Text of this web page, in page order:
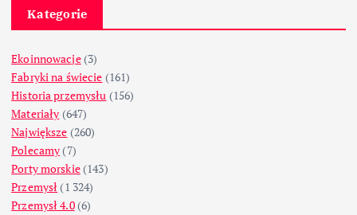
Kategorie
Ekoinnowacje(3)
Fabryki na świecie (161)
Historia przemysłu (156)
Materiały (647)
Największe (260)
Polecamy (7)
Porty morskie(143)
Przemysł (1 324)
Przemysł 4.0(6)